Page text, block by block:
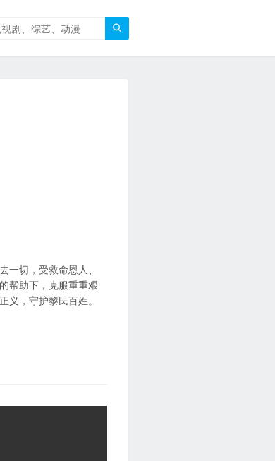

切，受救命恩人、
帮助下，克服重重艰
，守护黎民百姓。